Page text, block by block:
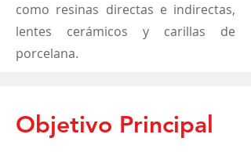
como resinas directas e indirectas,
lentes cerámicos y carillas de
porcelana.
Objetivo Principal